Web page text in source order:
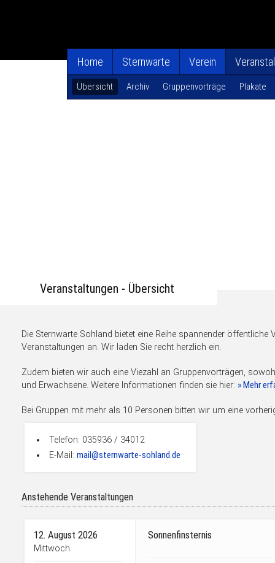
Home Sternwarte Verein
Übersicht Archiv Gruppenvorträge Plakate
Veranstaltungen - Übersicht
Die Sternwarte Sohland bietet eine Reihe spannender öffentliche
Veranstaltungen an. Wir laden Sie recht herzlich ein.
Zudem bieten wir auch eine Viezahl an Gruppenvorträgen,
und Erwachsene. Weitere Informationen finden sie hier: » Mehr
Bei Gruppen mit mehr als 10 Personen bitten wir um eine
Telefon: 035936 / 34012
E-Mail: mail@sternwarte-sohland.de
Anstehende Veranstaltungen
12. August 2026
Mittwoch
Sonnenfinsternis